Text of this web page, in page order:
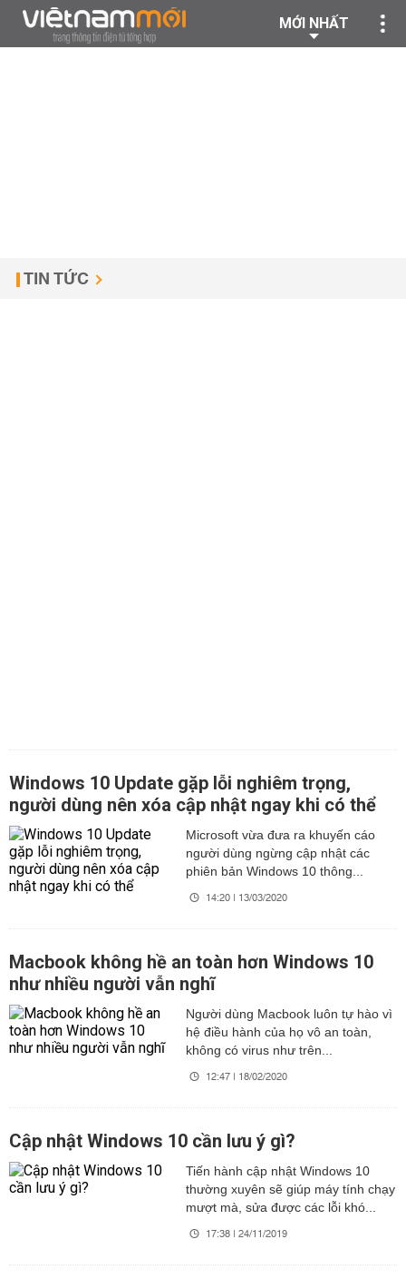
MỚI NHẤT
TIN TỨC
Windows 10 Update gặp lỗi nghiêm trọng,
người dùng nên xóa cập nhật ngay khi có thể
Microsoft vừa đưa ra khuyến cáo
người dùng ngừng cập nhật các
phiên bản Windows 10 thông...
14:20 | 13/03/2020
Macbook không hề an toàn hơn Windows 10
như nhiều người vẫn nghĩ
Người dùng Macbook luôn tự hào vì
hệ điều hành của họ vô an toàn,
không có virus như trên...
12:47 | 18/02/2020
Cập nhật Windows 10 cần lưu ý gì?
Tiến hành cập nhật Windows 10
thường xuyên sẽ giúp máy tính chạy
mượt mà, sửa được các lỗi khó...
17:38 | 24/11/2019